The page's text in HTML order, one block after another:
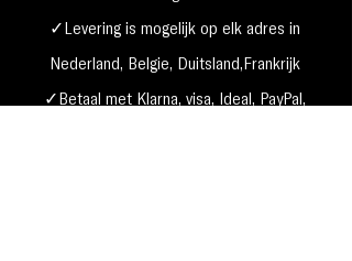
✓Levering is mogelijk op elk adres in
Nederland, België, Duitsland,Frankrijk
✓Betaal met Klarna, visa, Ideal, PayPal,